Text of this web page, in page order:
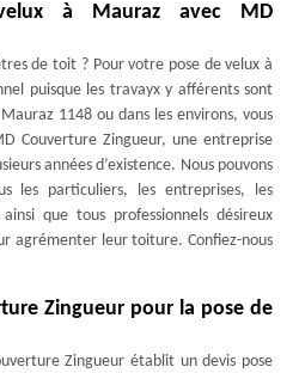
à Mauraz avec MD
de toit ? Pour votre pose de velux à
puisque les travayx y afférents sont
1148 ou dans les environs, vous
Couverture Zingueur, une entreprise
années d’existence. Nous pouvons
les particuliers, les entreprises, les
que tous professionnels désireux
agrémenter leur toiture. Confiez-nous
Zingueur pour la pose de
Zingueur établit un devis pose